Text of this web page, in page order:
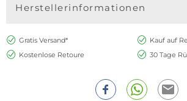
Herstellerinformationen
Gratis Versand*
Kauf auf
Kostenlose Retoure
30 Tage